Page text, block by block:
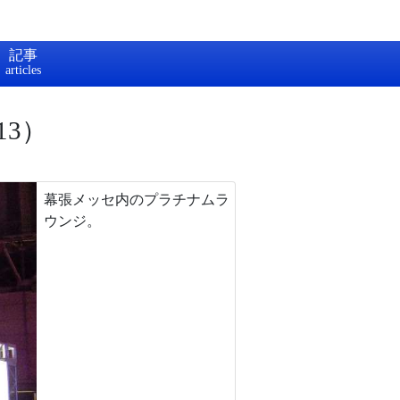
記事
）
幕張メッセ内のプラチナムラ
ウンジ。